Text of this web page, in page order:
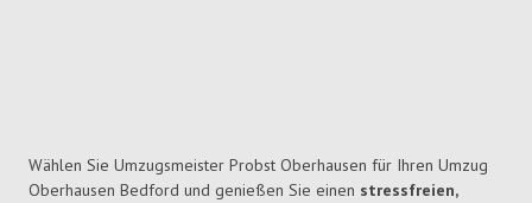
Wählen Sie Umzugsmeister Probst Oberhausen für Ihren Umzug
Oberhausen Bedford und genießen Sie einen stressfreien,